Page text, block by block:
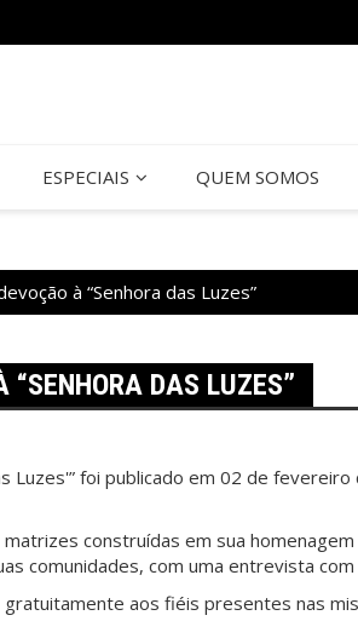
ESPECIAIS QUEM SOMOS
à “Senhora das Luzes”
DAS LUZES”
Luzes'” foi publicado em 02 de
construídas em sua
comunidades, com uma entrevista
aos fiéis presentes nas